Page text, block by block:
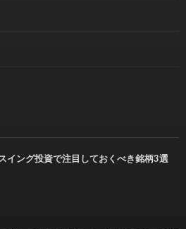
イング投資で注目しておくべき銘柄3選